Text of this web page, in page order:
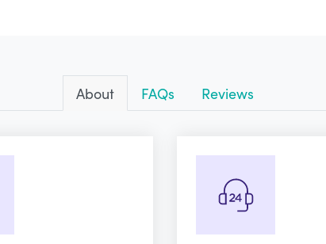
About FAQs Reviews